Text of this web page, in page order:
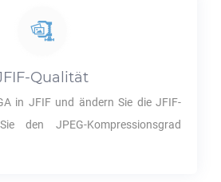
-Qualität
in JFIFund ändern Sie dieJFIF-
den JPEG-Kompressionsgrad